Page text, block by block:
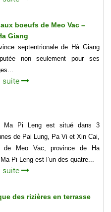
boeufs de Meo Vac –
Giang
septentrionale de Hà Giang
non seulement pour ses
suite
Ma Pi Leng est situé dans 3
de Pai Lung, Pa Vi et Xin Cai,
de Meo Vac, province de Ha
Pi Leng est l’un des quatre...
suite
des rizières en terrasse